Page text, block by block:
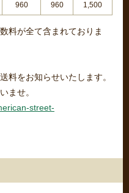
960 960 1,500
料が全て含まれておりま
料をお知らせいたします。
ませ。
street-